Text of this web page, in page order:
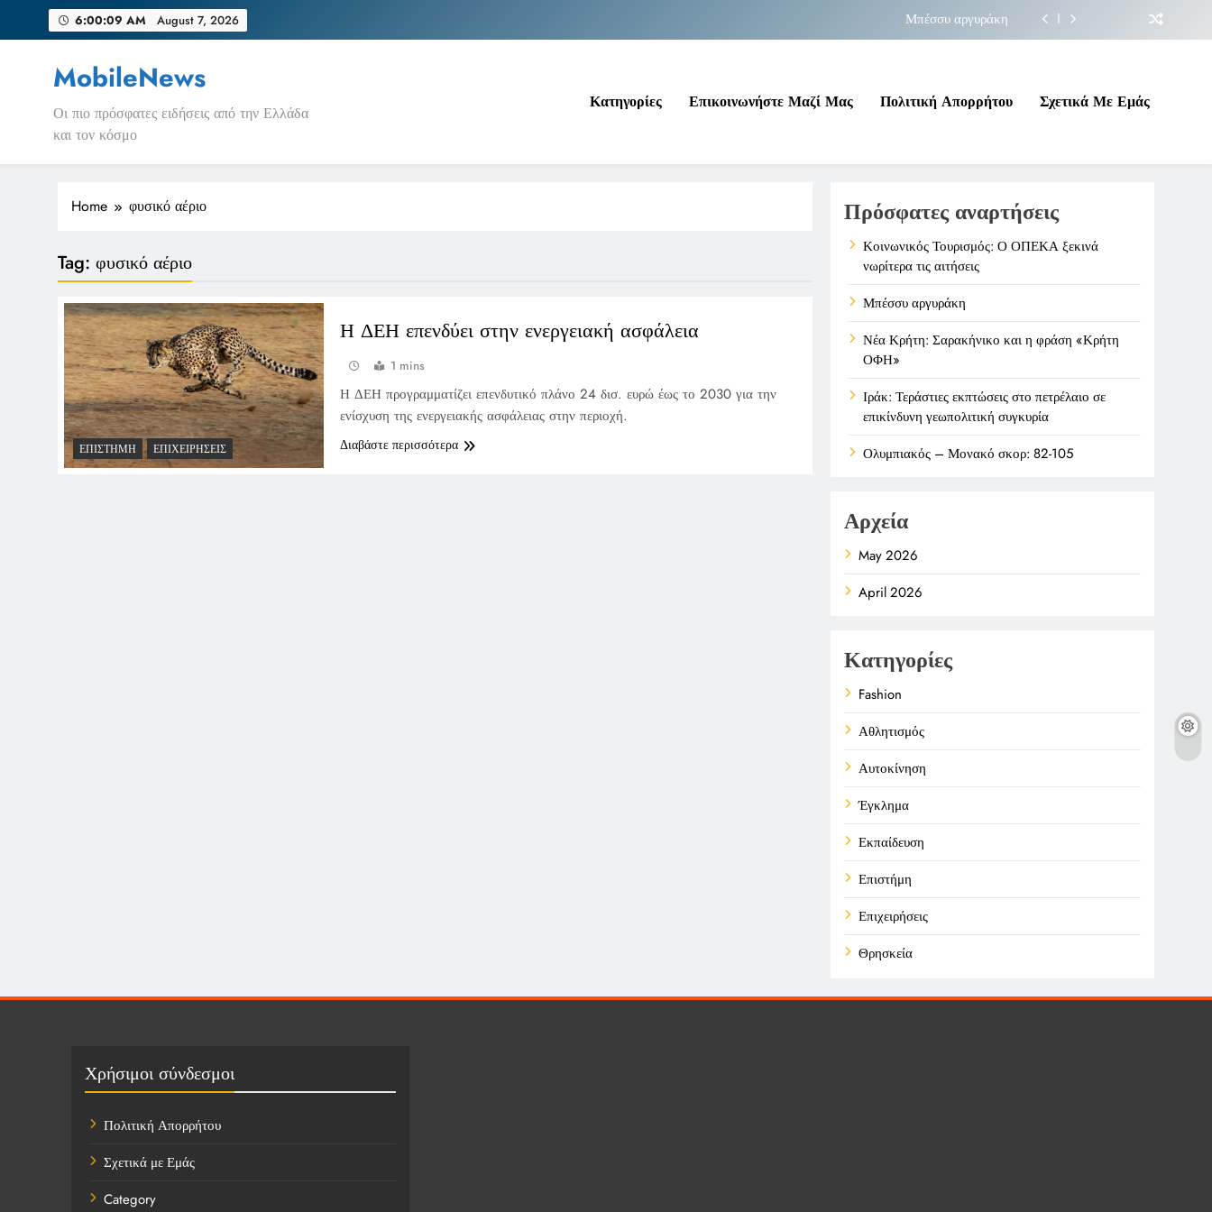
6:00:09 AM August 7, 2026
Μπέσσυ αργυράκη
Ιράκ: Τεράστιες εκπτώσεις στο πετρέλαιο σε επικίνδυνη γεωπολιτική συγκυρία
Μπέσσυ αργυράκη
Νέα Κρήτη: Σαρακήνικο και η φράση «Κρήτη ΟΦΗ»
Ιράκ: Τεράστιες εκπτώσεις στο πετρέλαιο σε επικίνδυνη γεωπολιτική συγκυρία
MobileNews
Οι πιο πρόσφατες ειδήσεις από την Ελλάδα
και τον κόσμο
Κατηγορίες Επικοινωνήστε Μαζί Μας Πολιτική Απορρήτου Σχετικά Με Εμάς
Home φυσικό αέριο
Tag: φυσικό αέριο
ΕΠΙΣΤΉΜΗ ΕΠΙΧΕΙΡΉΣΕΙΣ
Η ΔΕΗ επενδύει στην ενεργειακή ασφάλεια
1 mins
Η ΔΕΗ προγραμματίζει επενδυτικό πλάνο 24 δισ. ευρώ έως το 2030 για την
ενίσχυση της ενεργειακής ασφάλειας στην περιοχή.
Διαβάστε περισσότερα
Πρόσφατες αναρτήσεις
Κοινωνικός Τουρισμός: Ο ΟΠΕΚΑ ξεκινά
νωρίτερα τις αιτήσεις
Μπέσσυ αργυράκη
Νέα Κρήτη: Σαρακήνικο και η φράση «Κρήτη
ΟΦΗ»
Ιράκ: Τεράστιες εκπτώσεις στο πετρέλαιο σε
επικίνδυνη γεωπολιτική συγκυρία
Ολυμπιακός – Μονακό σκορ: 82-105
Αρχεία
May 2026
April 2026
Κατηγορίες
Fashion
Αθλητισμός
Αυτοκίνηση
Έγκλημα
Εκπαίδευση
Επιστήμη
Επιχειρήσεις
Θρησκεία
Χρήσιμοι σύνδεσμοι
Πολιτική Απορρήτου
Σχετικά με Εμάς
Category